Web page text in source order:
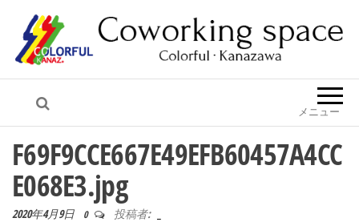
コワーキング カラフル・金沢
メニュー
F69F9CCE667E49EFB60457A4CC
E068E3.jpg
2020年4月9日 0 投稿者: